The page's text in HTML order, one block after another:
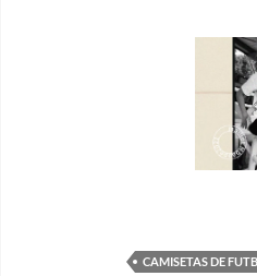
CAMISETAS DE